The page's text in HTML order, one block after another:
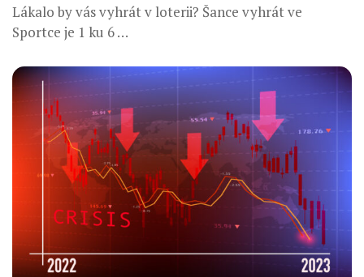
Lákalo by vás vyhrát v loterii? Šance vyhrát ve
Sportce je 1 ku 6 …